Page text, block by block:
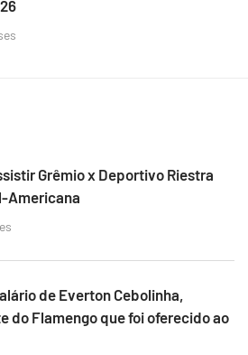
Grêmio x Deportivo Riestra
Americana
de Everton Cebolinha,
do Flamengo que foi oferecido ao